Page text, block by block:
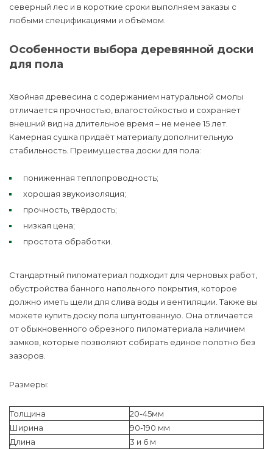
северный лес и в короткие сроки выполняем заказы с
любыми спецификациями и объёмом.
Особенности выбора деревянной доски
для пола
Хвойная древесина с содержанием натуральной смолы
отличается прочностью, влагостойкостью и сохраняет
внешний вид на длительное время – не менее 15 лет.
Камерная сушка придаёт материалу дополнительную
стабильность. Преимущества доски для пола:
пониженная теплопроводность;
хорошая звукоизоляция;
прочность, твёрдость;
низкая цена;
простота обработки.
Стандартный пиломатериал подходит для черновых работ,
обустройства банного напольного покрытия, которое
должно иметь щели для слива воды и вентиляции. Также вы
можете купить доску пола шпунтованную. Она отличается
от обыкновенного обрезного пиломатериала наличием
замков, которые позволяют собирать единое полотно без
зазоров.
Размеры:
Толщина
20-45мм
Ширина
90-190 мм
Длина
3 и 6 м